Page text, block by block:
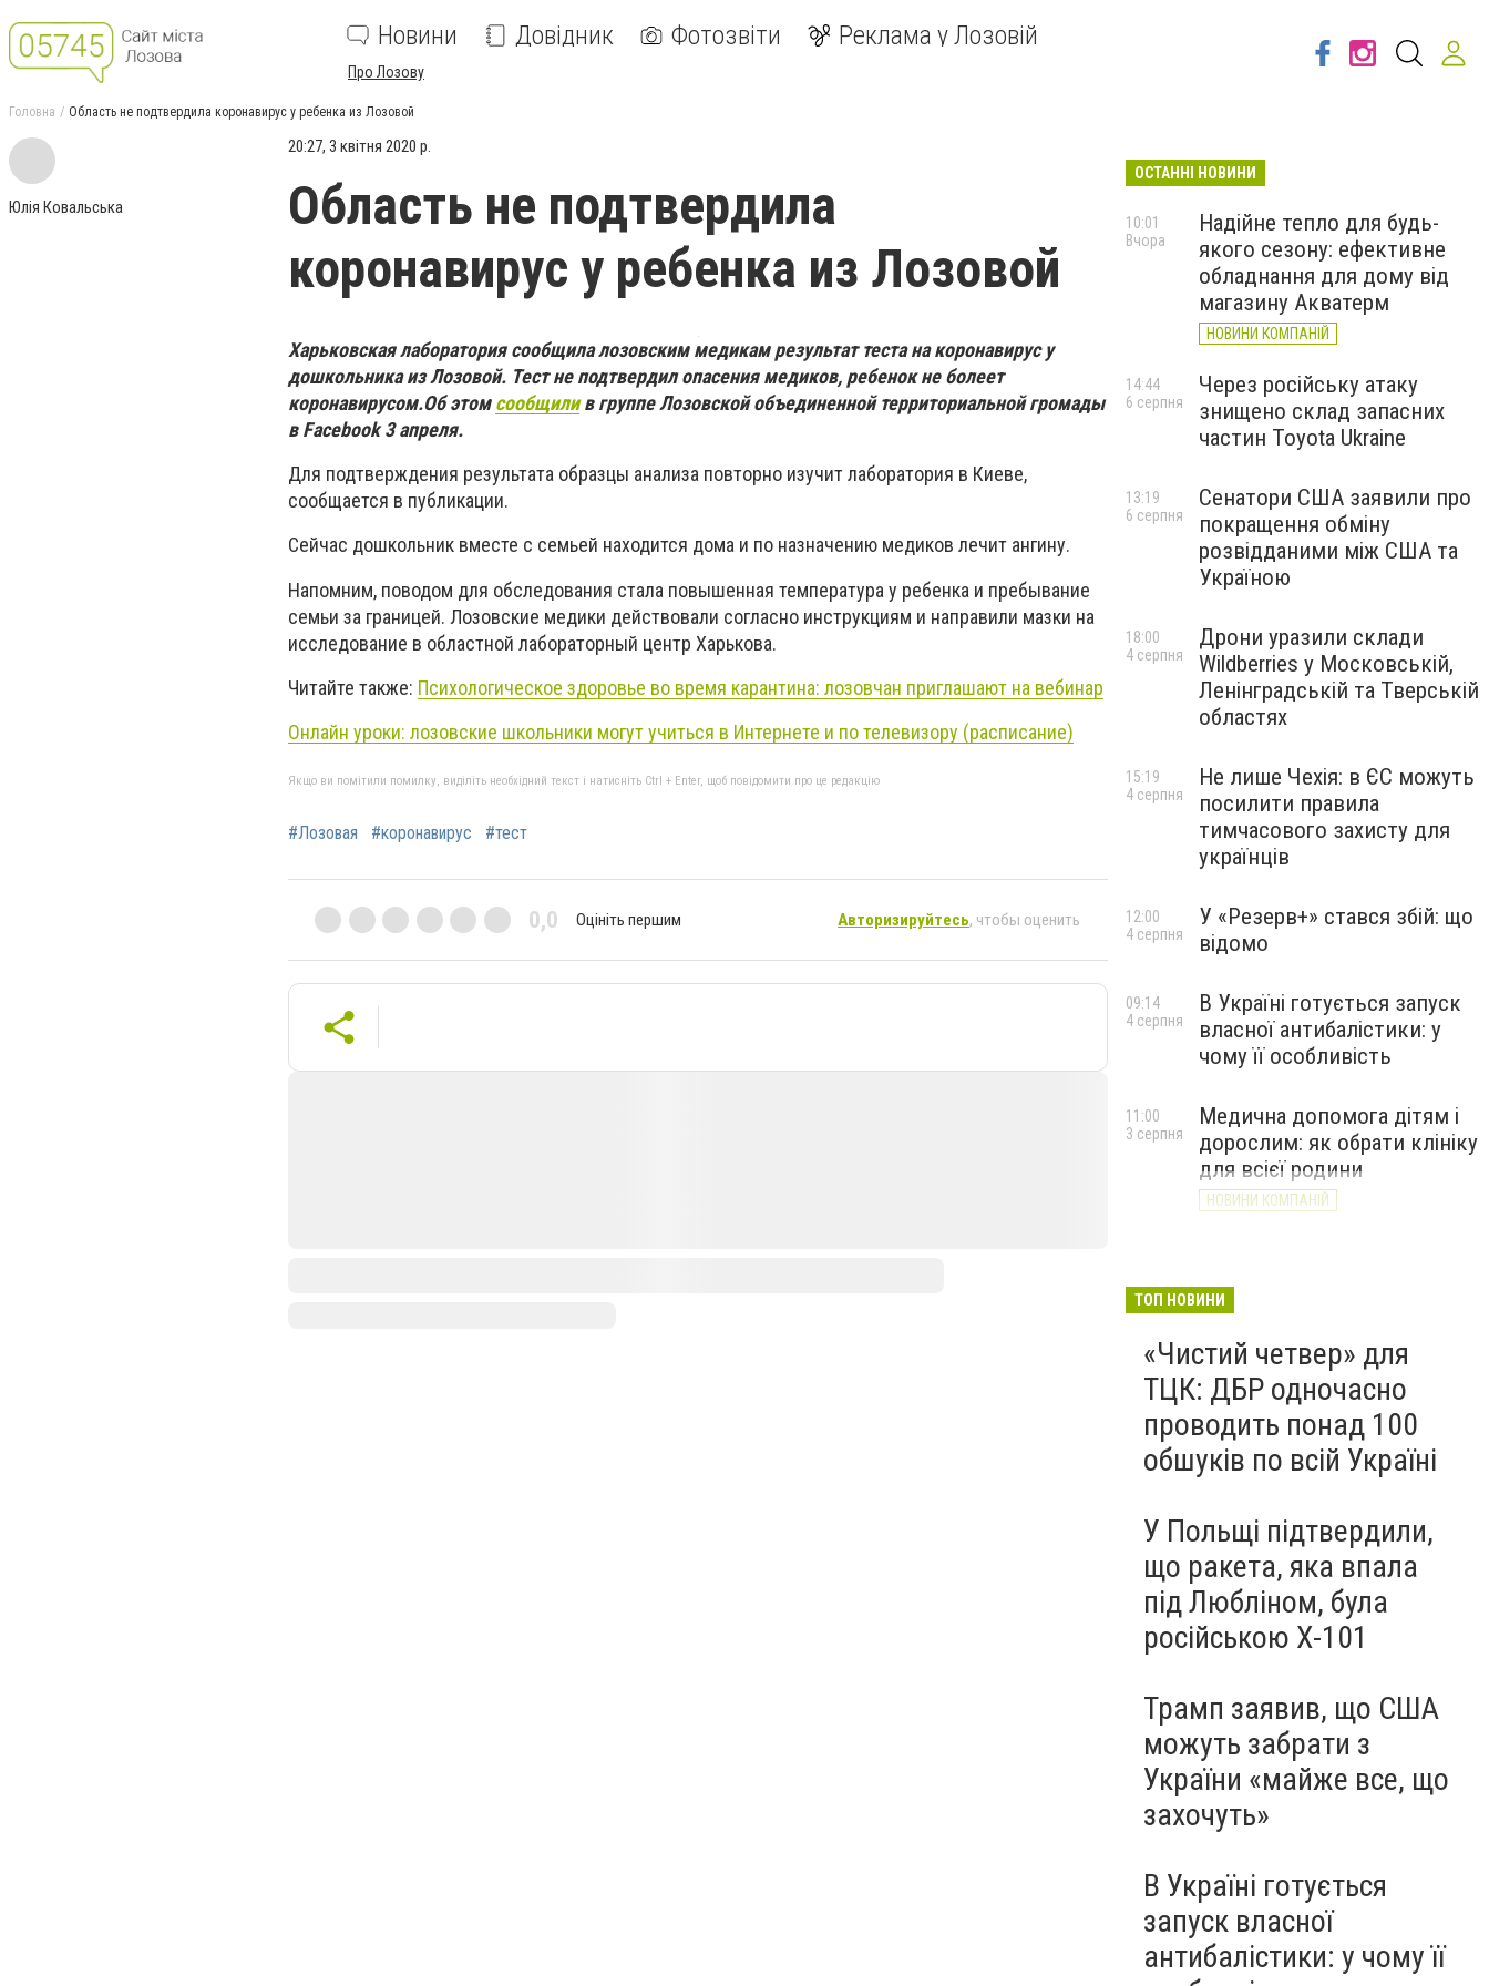
Новини Довідник Фотозвіти Реклама у Лозовій
Про Лозову
Головна Область не подтвердила коронавирус у ребенка из Лозовой
Юлія Ковальська
20:27, 3 квітня 2020 р.
Область не подтвердила
коронавирус у ребенка из Лозовой
Харьковская лаборатория сообщила лозовским медикам результат теста на коронавирус у
дошкольника из Лозовой. Тест не подтвердил опасения медиков, ребенок не болеет
коронавирусом.Об этомсообщилив группе Лозовской объединенной территориальной громады
в Facebook 3 апреля.
Для подтверждения результата образцы анализа повторно изучит лаборатория в Киеве,
сообщается в публикации.
Сейчас дошкольник вместе с семьей находится дома и по назначению медиков лечит ангину.
Напомним, поводом для обследования стала повышенная температура у ребенка и пребывание
семьи за границей. Лозовские медики действовали согласно инструкциям и направили мазки на
исследование в областной лабораторный центр Харькова.
Читайте также: Психологическое здоровье во время карантина: лозовчан приглашают на вебинар
Онлайн уроки: лозовские школьники могут учиться в Интернете и по телевизору (расписание)
Якщо ви помітили помилку, виділіть необхідний текст і натисніть Ctrl + Enter, щоб повідомити про це редакцію
#Лозовая #коронавирус #тест
0,0 Оцініть першим Авторизируйтесь, чтобы оценить
ОСТАННІ НОВИНИ
Надійне тепло для будь-
якого сезону: ефективне
обладнання для дому від
магазину Акватерм
НОВИНИ КОМПАНІЙ
10:01
Вчора
Через російську атаку
знищено склад запасних
частин Toyota Ukraine
14:44
6 серпня
Сенатори США заявили про
покращення обміну
розвідданими між США та
Україною
13:19
6 серпня
Дрони уразили склади
Wildberries у Московській,
Ленінградській та Тверській
областях
18:00
4 серпня
Не лише Чехія: в ЄС можуть
посилити правила
тимчасового захисту для
українців
15:19
4 серпня
У «Резерв+» стався збій: що
відомо
12:00
4 серпня
В Україні готується запуск
власної антибалістики: у
чому її особливість
09:14
4 серпня
Медична допомога дітям і
дорослим: як обрати клініку
для всієї родини
НОВИНИ КОМПАНІЙ
11:00
3 серпня
ТОП НОВИНИ
«Чистий четвер» для
ТЦК: ДБР одночасно
проводить понад 100
обшуків по всій Україні
У Польщі підтвердили,
що ракета, яка впала
під Любліном, була
російською Х-101
Трамп заявив, що США
можуть забрати з
України «майже все, що
захочуть»
В Україні готується
запуск власної
антибалістики: у чому її